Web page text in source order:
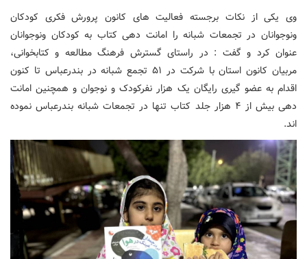
وی یکی از نکات برجسته فعالیت های کانون پرورش فکری کودکان
ونوجوانان در تجمعات شبانه را امانت دهی کتاب به کودکان ونوجوانان
عنوان کرد و گفت : در راستای گسترش فرهنگ مطالعه و کتابخوانی،
مربیان کانون استان با شرکت در ۵۱ تجمع شبانه در بندرعباس تا کنون
اقدام به عضو گیری رایگان یک هزار نفرکودک و نوجوان و همچنین امانت
دهی بیش از ۴ هزار جلد کتاب تنها در تجمعات شبانه بندرعباس نموده
اند.